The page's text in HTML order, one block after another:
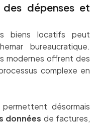
dépenses et
biens locatifs peut
bureaucratique.
modernes offrent des
complexe en
désormais
données de factures,